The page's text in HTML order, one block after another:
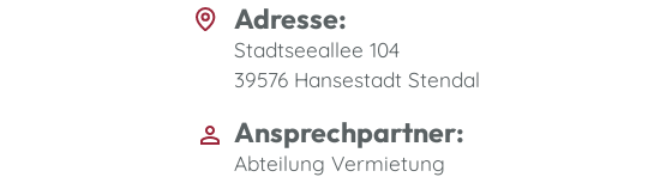
Adresse:
Stadtseeallee 104
39576 Hansestadt Stendal
Ansprechpartner:
Abteilung Vermietung